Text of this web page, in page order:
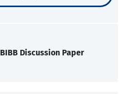
BIBB Discussion Paper